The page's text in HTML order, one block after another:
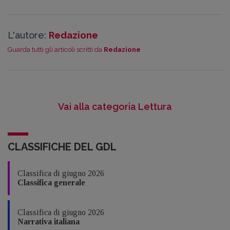
L'autore: Redazione
Guarda tutti gli articoli scritti da Redazione
Vai alla categoria Lettura
CLASSIFICHE DEL GDL
Classifica di giugno 2026
Classifica generale
Classifica di giugno 2026
Narrativa italiana